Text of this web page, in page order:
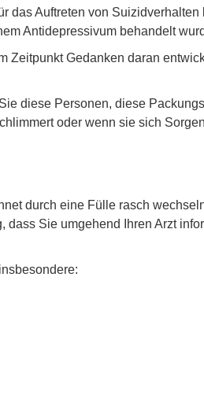
das Auftreten von Suizidverhalten
Antidepressivum behandelt
Zeitpunkt Gedanken daran
diese Personen, diese
oder wenn sie sich
durch eine Fülle rasch
Sie umgehend Ihren Arzt